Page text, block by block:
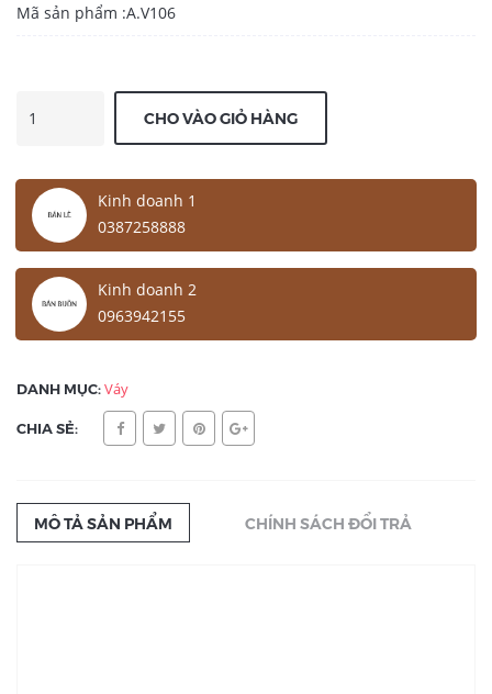
Mã sản phẩm :A.V106
CHO VÀO GIỎ HÀNG
Kinh doanh 1
0387258888
Kinh doanh 2
0963942155
DANH MỤC:Váy
CHIA SẺ:
MÔ TẢ SẢN PHẨM CHÍNH SÁCH ĐỔI TRẢ